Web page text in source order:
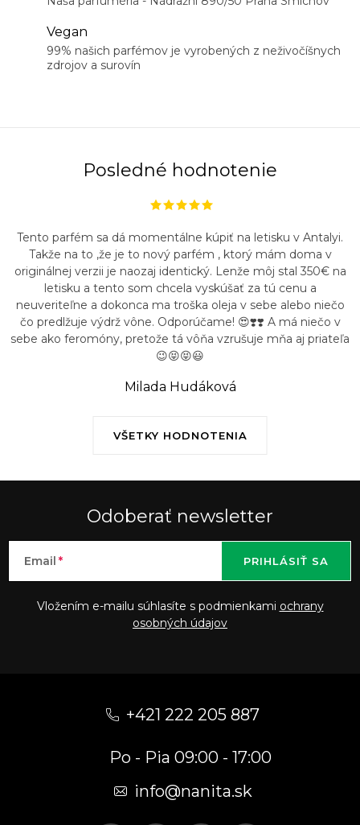
Vegan
99% našich parfémov je vyrobených z neživočíšnych
zdrojov a surovín
Posledné hodnotenie
VŠETKY HODNOTENIA
Tento parfém sa dá momentálne kúpiť na letisku v Antalyi.
Takže na to ,že je to nový parfém , ktorý mám doma v
originálnej verzii je naozaj identický. Lenže môj stal 350€ na
letisku a tento som chcela vyskúšať za tú cenu a
neuveriteľne a dokonca ma troška oleja v sebe alebo niečo
čo predlžuje výdrž vône. Odporúčame! 😍❣️❣️ A má niečo v
sebe ako feromóny, pretože tá vôňa vzrušuje mňa aj priateľa
😉😝😝😃
Milada Hudáková
Odoberať newsletter
Email
Vložením e-mailu súhlasíte s podmienkami ochrany
osobných údajov
PRIHLÁSIŤ SA
+421 222 205 887
Po - Pia 09:00 - 17:00
info@nanita.sk